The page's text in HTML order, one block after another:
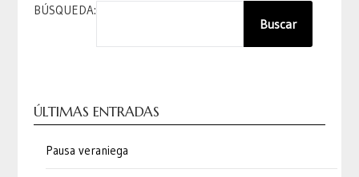
BÚSQUEDA:
Buscar
ÚLTIMAS ENTRADAS
Pausa veraniega